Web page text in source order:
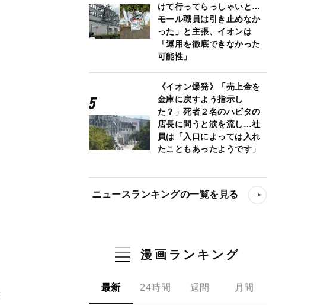
けて行ってらっしゃいと…
モール職員は引き止めなか
った」と主張、イオンは
「運用を徹底できなかった
可能性」
《イオン爆発》「売上金を
金庫に戻すよう指示し
た？」死者２名のハビタの
店長に問うと涙を流し…社
員は「入口によっては入れ
たこともあったようです」
ニュースランキングの一覧を見る
漫画ランキング
最新 24時間 週間 月間